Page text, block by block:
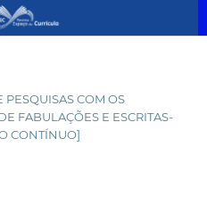
PESQUISAS COM OS
FABULAÇÕES E ESCRITAS-
CONTÍNUO]